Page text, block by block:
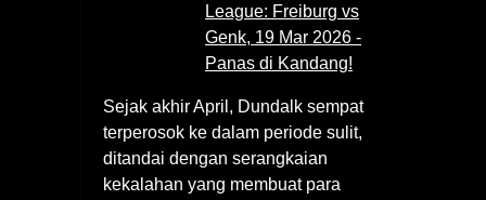
League: Freiburg vs
Genk, 19 Mar 2026 -
Panas di Kandang!
Sejak akhir April, Dundalk sempat
terperosok ke dalam periode sulit,
ditandai dengan serangkaian
kekalahan yang membuat para